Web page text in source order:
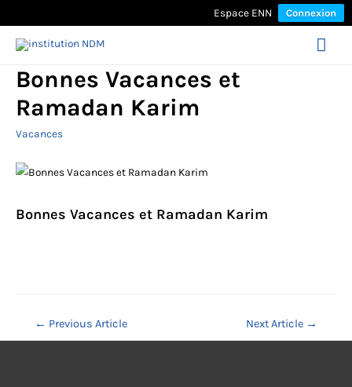
Espace ENN Connexion
Bonnes Vacances et
Ramadan Karim
Vacances
Bonnes Vacances et Ramadan Karim
Navigation
de
← Previous Article Next Article →